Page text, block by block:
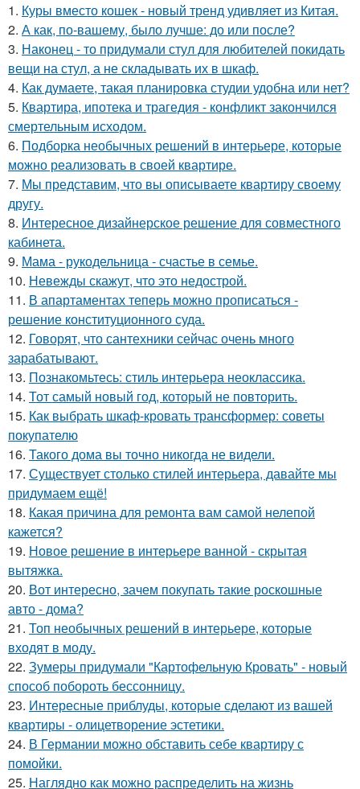
1. Куры вместо кошек - новый тренд удивляет из Китая.
2. А как, по-вашему, было лучше: до или после?
3. Наконец - то придумали стул для любителей покидать
вещи на стул, а не складывать их в шкаф.
4. Как думаете, такая планировка студии удобна или нет?
5. Квартира, ипотека и трагедия - конфликт закончился
смертельным исходом.
6. Подборка необычных решений в интерьере, которые
можно реализовать в своей квартире.
7. Мы представим, что вы описываете квартиру своему
другу.
8. Интересное дизайнерское решение для совместного
кабинета.
9. Мама - рукодельница - счастье в семье.
10. Невежды скажут, что это недострой.
11. В апартаментах теперь можно прописаться -
решение конституционного суда.
12. Говорят, что сантехники сейчас очень много
зарабатывают.
13. Познакомьтесь: стиль интерьера неоклассика.
14. Тот самый новый год, который не повторить.
15. Как выбрать шкаф-кровать трансформер: советы
покупателю
16. Такого дома вы точно никогда не видели.
17. Существует столько стилей интерьера, давайте мы
придумаем ещё!
18. Какая причина для ремонта вам самой нелепой
кажется?
19. Новое решение в интерьере ванной - скрытая
вытяжка.
20. Вот интересно, зачем покупать такие роскошные
авто - дома?
21. Топ необычных решений в интерьере, которые
входят в моду.
22. Зумеры придумали "Картофельную Кровать" - новый
способ побороть бессонницу.
23. Интересные приблуды, которые сделают из вашей
квартиры - олицетворение эстетики.
24. В Германии можно обставить себе квартиру с
помойки.
25. Наглядно как можно распределить на жизнь